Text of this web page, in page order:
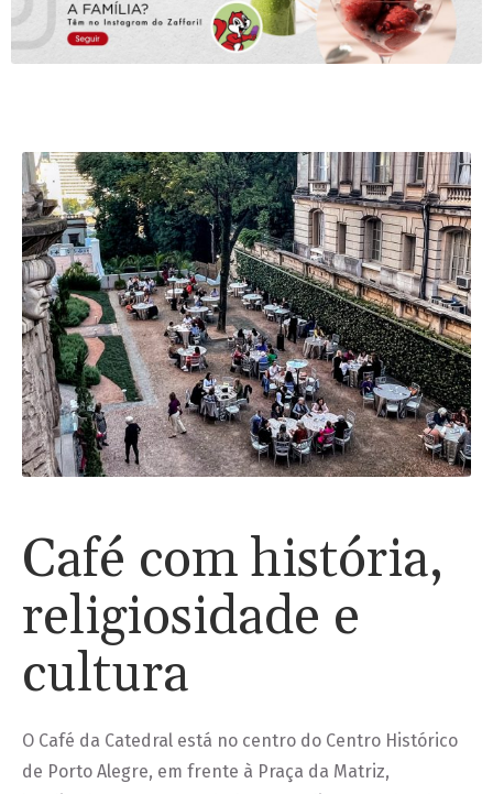
Café com história,
religiosidade e
cultura
O Café da Catedral está no centro do Centro Histórico
de Porto Alegre, em frente à Praça da Matriz,